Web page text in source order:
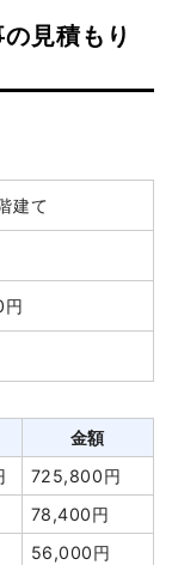
見積もり
建て
金額
725,800円
78,400円
56,000円